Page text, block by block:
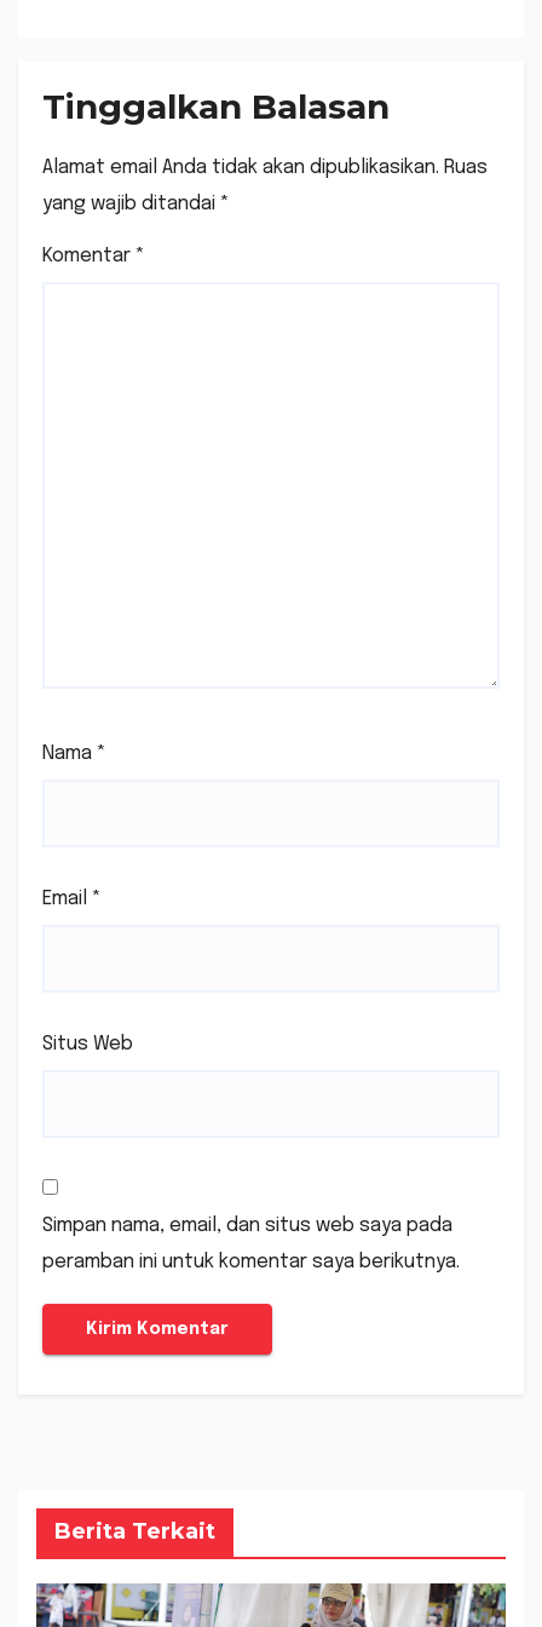
Tinggalkan Balasan
Alamat email Anda tidak akan dipublikasikan. Ruas
yang wajib ditandai *
Komentar *
Nama *
Email *
Situs Web
Simpan nama, email, dan situs web saya pada
peramban ini untuk komentar saya berikutnya.
Berita Terkait